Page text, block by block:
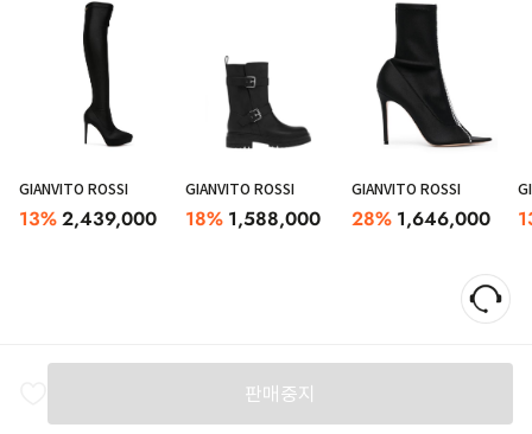
GIANVITO ROSSI
13%2,439,000
GIANVITO ROSSI
18% 1,588,000
GIANVITO ROSSI
28% 1,646,000
판매중지